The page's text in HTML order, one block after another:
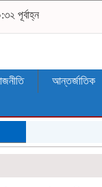
পূর্বাহ্ন
আন্তর্জাতিক